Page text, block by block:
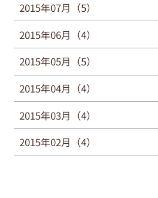
2015年07月（5）
2015年06月（4）
2015年05月（5）
2015年04月（4）
2015年03月（4）
2015年02月（4）